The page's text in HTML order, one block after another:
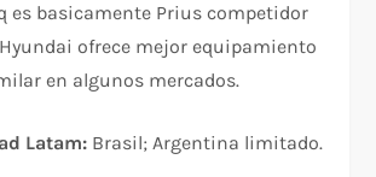
es basicamente Prius competidor
ofrece mejor equipamiento
en algunos mercados.
Latam: Brasil; Argentina limitado.